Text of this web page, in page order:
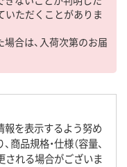
いただくことがありま
合は、入荷次第のお届
報を表示するよう努め
品規格・仕様（容量、
される場合がございま